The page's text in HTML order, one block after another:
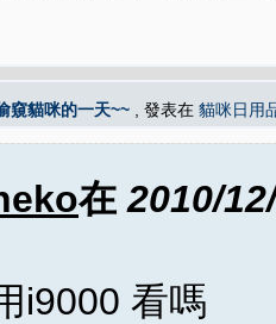
窺貓咪的一天~~ , 發表在 貓咪日用
在2010/
i9000 看嗎